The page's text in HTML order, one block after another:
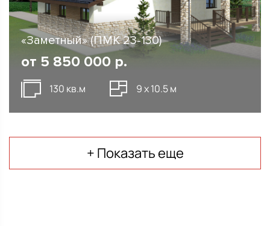
«Заметный» (ПМК 23-130)
от 5 850 000 р.
130 кв.м 9 х 10.5 м
+ Показать еще